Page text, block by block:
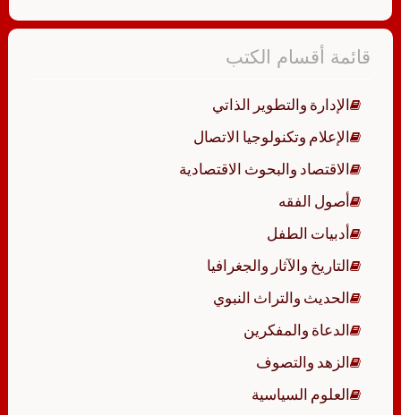
قائمة أقسام الكتب
الإدارة والتطوير الذاتي
الإعلام وتكنولوجيا الاتصال
الاقتصاد والبحوث الاقتصادية
أصول الفقه
أدبيات الطفل
التاريخ والآثار والجغرافيا
الحديث والتراث النبوي
الدعاة والمفكرين
الزهد والتصوف
العلوم السياسية